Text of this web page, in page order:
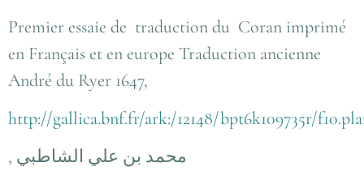
Premier essaie de traduction du Coran imprimé
en Français et en europe Traduction ancienne
André du Ryer 1647,
http://gallica.bnf.fr/ark:/12148/bpt6k109735r/
, محمد بن علي الشاطبي